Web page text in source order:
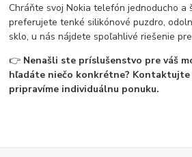
Chráňte svoj Nokia telefón jednoducho a
preferujete tenké silikónové puzdro,
sklo, u nás nájdete spoľahlivé riešenie
👉 Nenašli ste príslušenstvo pre váš
hľadáte niečo konkrétne? Kontaktujte
pripravíme individuálnu ponuku.